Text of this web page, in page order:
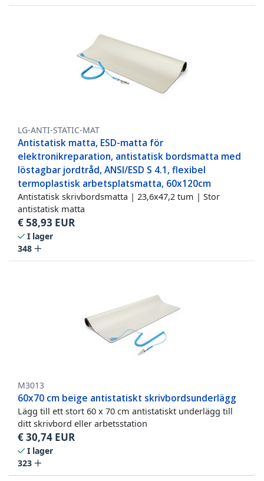
LG-ANTI-STATIC-MAT
Antistatisk matta, ESD-matta för
elektronikreparation, antistatisk bordsmatta med
löstagbar jordtråd, ANSI/ESD S 4.1, flexibel
termoplastisk arbetsplatsmatta, 60x120cm
Antistatisk skrivbordsmatta | 23,6x47,2 tum | Stor
antistatisk matta
€58,93 EUR
I lager
348
M3013
60x70 cm beige antistatiskt skrivbordsunderlägg
Lägg till ett stort 60 x 70 cm antistatiskt underlägg till
ditt skrivbord eller arbetsstation
€30,74 EUR
I lager
323